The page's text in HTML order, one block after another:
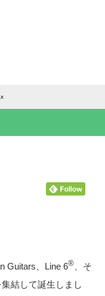
Guitars、Line 6®
、そ
結して誕生しまし